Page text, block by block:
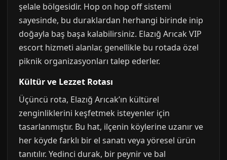
şelale bölgesidir. Hop on hop off sistemi
sayesinde, bu duraklardan herhangi birinde inip
doğayla baş başa kalabilirsiniz. Elazığ Arıcak VIP
escort hizmeti alanlar, genellikle bu rotada özel
piknik organizasyonları talep ederler.
Kültür ve Lezzet Rotası
Üçüncü rota, Elazığ Arıcak’ın kültürel
zenginliklerini keşfetmek isteyenler için
tasarlanmıştır. Bu hat, ilçenin köylerine uzanır ve
her köyde farklı bir el sanatı veya yöresel ürün
tanıtılır. Yedinci durak, bir peynir ve bal